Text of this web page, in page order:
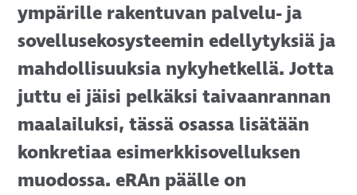
ympärille rakentuvan palvelu- ja
sovellusekosysteemin edellytyksiä ja
mahdollisuuksia nykyhetkellä. Jotta
juttu ei jäisi pelkäksi taivaanrannan
maalailuksi, tässä osassa lisätään
konkretiaa esimerkkisovelluksen
muodossa. eRAn päälle on